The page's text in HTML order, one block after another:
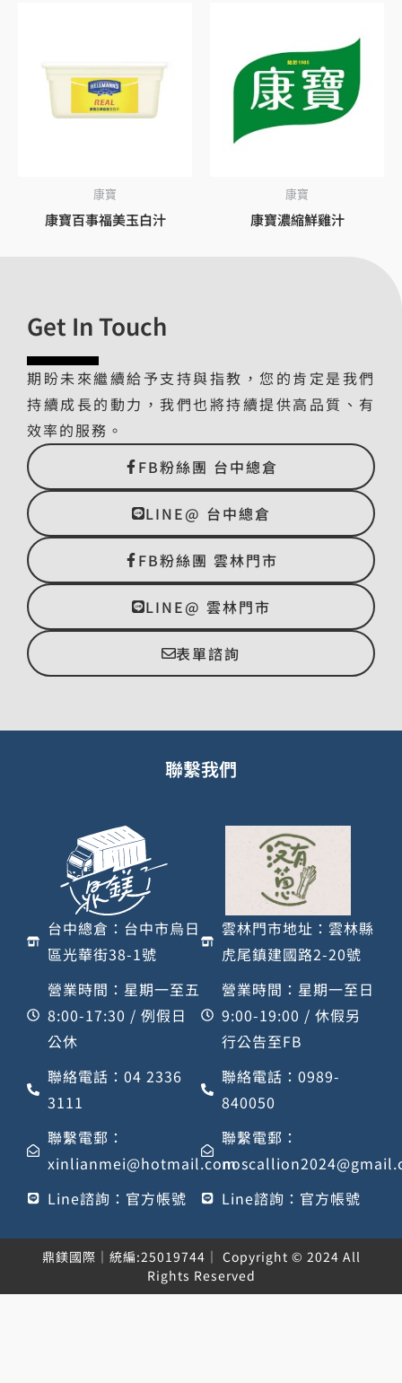
康寶
康寶百事福美玉白汁
康寶
康寶濃縮鮮雞汁
Get In Touch
期盼未來繼續給予支持與指教，您的肯定是我們
持續成長的動力，我們也將持續提供高品質、有
效率的服務。
FB粉絲團 台中總倉
LINE@ 台中總倉
FB粉絲團 雲林門市
LINE@ 雲林門市
表單諮詢
聯繫我們
台中總倉：台中市烏日
區光華街38-1號
營業時間：星期一至五
8:00-17:30 / 例假日
公休
聯絡電話：04 2336
3111
聯繫電郵：
xinlianmei@hotmail.com
Line諮詢：官方帳號
雲林門市地址：雲林縣
虎尾鎮建國路2-20號
營業時間：星期一至日
9:00-19:00 / 休假另
行公告至FB
聯絡電話：0989-
840050
聯繫電郵：
Line諮詢：官方帳號
鼎鎂國際｜統編:25019744｜ Copyright © 2024 All
Rights Reserved